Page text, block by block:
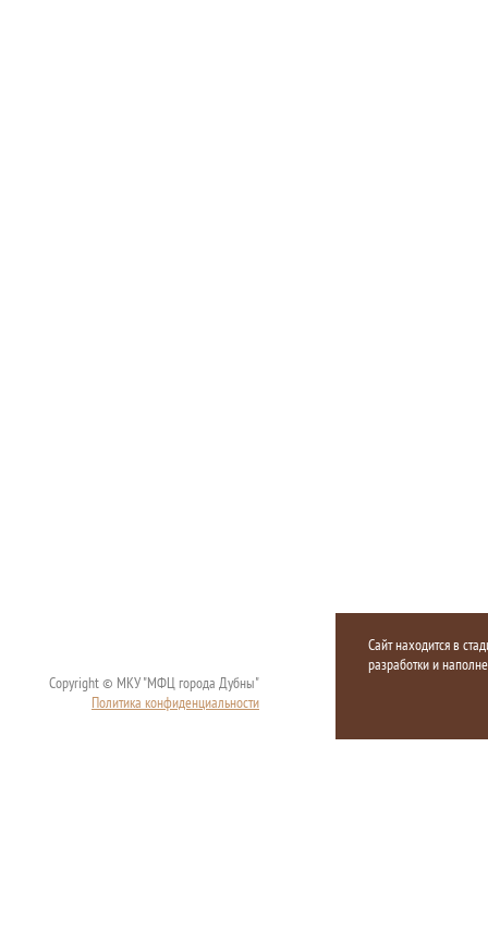
Copyright © МКУ "МФЦ города Дубны"
Политика конфиденциальности
Сайт находится в
разработки и